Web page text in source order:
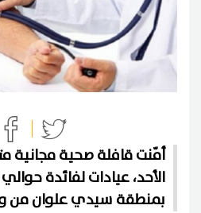
أمّنت قافلة صحية مجانية
بمنطقة سيدي علوان من